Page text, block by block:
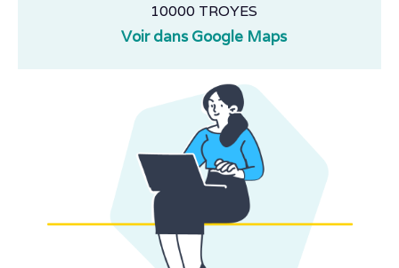
10000 TROYES
Voir dans Google Maps